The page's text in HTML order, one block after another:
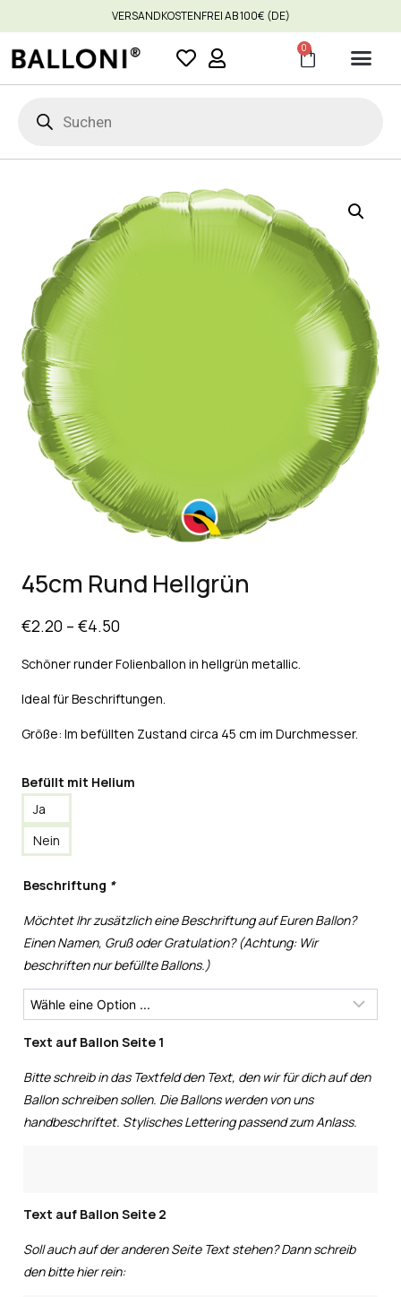
VERSANDKOSTENFREI AB 100€ (DE)
0
45cm Rund Hellgrün
€2.20 – €4.50
Schöner runder Folienballon in hellgrün metallic.
Ideal für Beschriftungen.
Größe: Im befüllten Zustand circa 45 cm im Durchmesser.
Befüllt mit Helium
Ja
Nein
Beschriftung *
Möchtet Ihr zusätzlich eine Beschriftung auf Euren Ballon?
Einen Namen, Gruß oder Gratulation? (Achtung: Wir
beschriften nur befüllte Ballons.)
Text auf Ballon Seite 1
Bitte schreib in das Textfeld den Text, den wir für dich auf den
Ballon schreiben sollen. Die Ballons werden von uns
handbeschriftet. Stylisches Lettering passend zum Anlass.
Text auf Ballon Seite 2
Soll auch auf der anderen Seite Text stehen? Dann schreib
den bitte hier rein: